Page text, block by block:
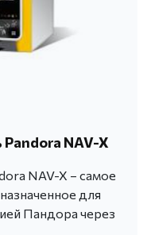
NAV-X
NAV-X – самое
для
Пандора через